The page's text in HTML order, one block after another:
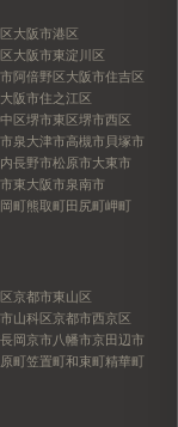
大阪市港区
大阪市東淀川区
阿倍野区大阪市住吉区
大阪市住之江区
区堺市東区堺市西区
泉大津市高槻市 貝塚市
長野市松原市大東市
東大阪市泉南市
町熊取町田尻町岬町
京都市東山区
山科区京都市西京区
長岡京市八幡市京田辺市
町笠置町和束町精華町